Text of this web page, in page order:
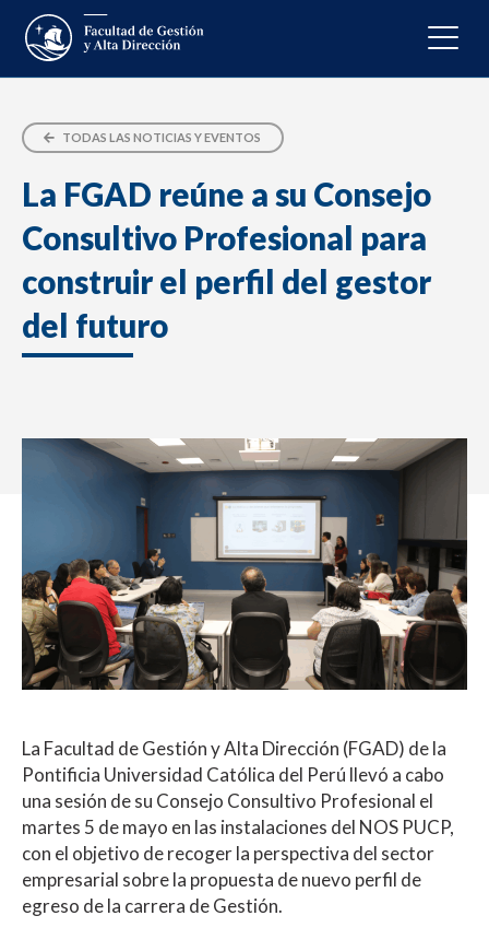
TODAS LAS NOTICIAS Y EVENTOS
La FGAD reúne a su Consejo
Consultivo Profesional para
construir el perfil del gestor
del futuro
La Facultad de Gestión y Alta Dirección (FGAD) de la
Pontificia Universidad Católica del Perú llevó a cabo
una sesión de su Consejo Consultivo Profesional el
martes 5 de mayo en las instalaciones del NOS PUCP,
con el objetivo de recoger la perspectiva del sector
empresarial sobre la propuesta de nuevo perfil de
egreso de la carrera de Gestión.